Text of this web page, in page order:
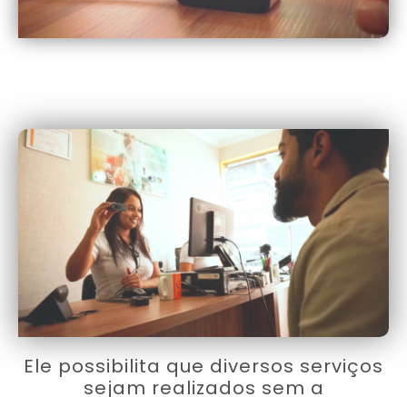
Ele possibilita que diversos serviços
sejam realizados sem a